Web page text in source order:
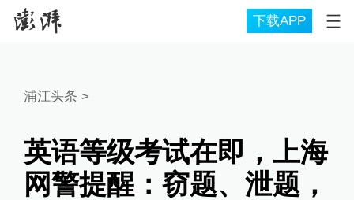
下载APP
浦江头条 >
英语等级考试在即，上海
网警提醒：窃题、泄题，